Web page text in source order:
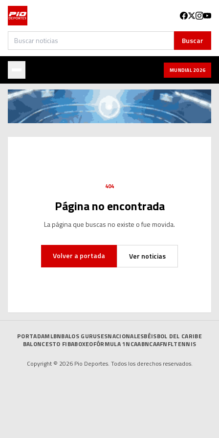
Buscar Buscar
MUNDIAL 2026
404
Página no encontrada
La página que buscas no existe o fue movida.
Volver a portada Ver noticias
PORTADAMLBNBALOS GURUSESNACIONALESBÉISBOL DEL CARIBE
BALONCESTO FIBABOXEOFÓRMULA 1NCAABNCAAFNFLTENNIS
Copyright © 2026 Pio Deportes. Todos los derechos reservados.